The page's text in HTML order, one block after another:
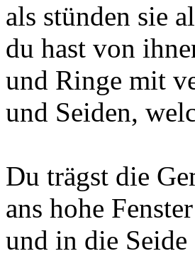
als stünden sie
du hast von
und Ringe mit
und Seiden,
Du trägst die
ans hohe
und in die